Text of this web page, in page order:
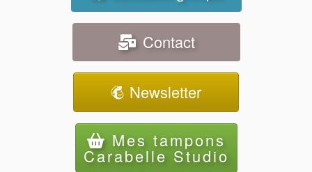
Contact
Newsletter
Mes tampons
Carabelle Studio